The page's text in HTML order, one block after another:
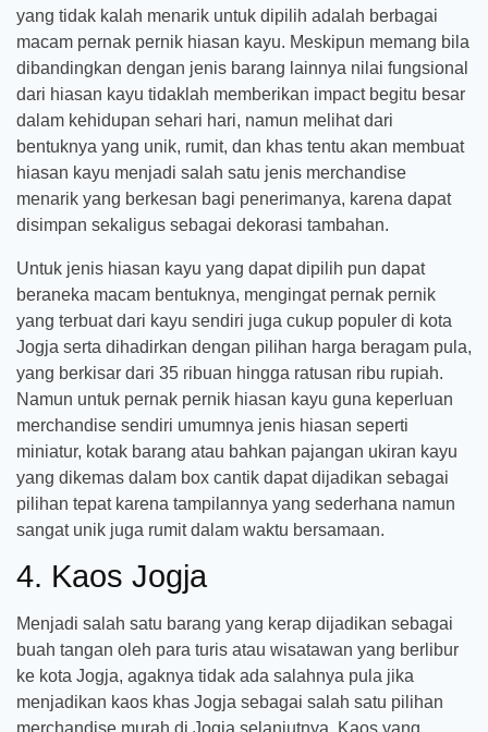
yang tidak kalah menarik untuk dipilih adalah berbagai
macam pernak pernik hiasan kayu. Meskipun memang bila
dibandingkan dengan jenis barang lainnya nilai fungsional
dari hiasan kayu tidaklah memberikan impact begitu besar
dalam kehidupan sehari hari, namun melihat dari
bentuknya yang unik, rumit, dan khas tentu akan membuat
hiasan kayu menjadi salah satu jenis merchandise
menarik yang berkesan bagi penerimanya, karena dapat
disimpan sekaligus sebagai dekorasi tambahan.
Untuk jenis hiasan kayu yang dapat dipilih pun dapat
beraneka macam bentuknya, mengingat pernak pernik
yang terbuat dari kayu sendiri juga cukup populer di kota
Jogja serta dihadirkan dengan pilihan harga beragam pula,
yang berkisar dari 35 ribuan hingga ratusan ribu rupiah.
Namun untuk pernak pernik hiasan kayu guna keperluan
merchandise sendiri umumnya jenis hiasan seperti
miniatur, kotak barang atau bahkan pajangan ukiran kayu
yang dikemas dalam box cantik dapat dijadikan sebagai
pilihan tepat karena tampilannya yang sederhana namun
sangat unik juga rumit dalam waktu bersamaan.
4. Kaos Jogja
Menjadi salah satu barang yang kerap dijadikan sebagai
buah tangan oleh para turis atau wisatawan yang berlibur
ke kota Jogja, agaknya tidak ada salahnya pula jika
menjadikan kaos khas Jogja sebagai salah satu pilihan
merchandise murah di Jogja selanjutnya. Kaos yang